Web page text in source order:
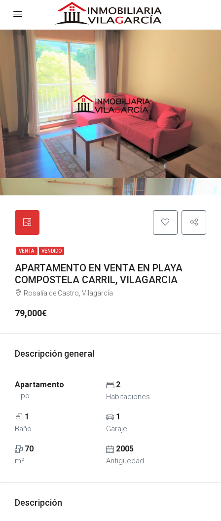
VENTA VENDIDO
APARTAMENTO EN VENTA EN PLAYA
COMPOSTELA CARRIL, VILAGARCIA
Rosalía de Castro, Vilagarcía
79,000€
Descripción general
Apartamento
Tipo
2
Habitaciones
1
Baño
1
Garaje
70
m²
2005
Antigüedad
Descripción